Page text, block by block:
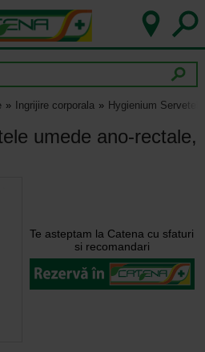
Ingrijire corporala Hygienium
umede ano-rectale,
Te asteptam la Catena cu sfaturi
si recomandari